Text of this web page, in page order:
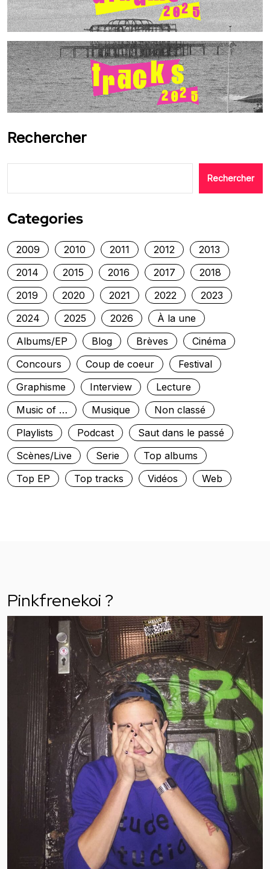
Rechercher
Rechercher
Categories
2009 2010 2011 2012
2013
2014
2015 2016 2017
2018
2019
2020 2021 2022
2023
2024
2025 2026
À la une
Albums/EP
Blog Brèves
Cinéma
Concours
Coup de coeur
Festival
Graphisme
Interview
Lecture
Music of …
Musique
Non classé
Playlists
Podcast
Saut dans le passé
Scènes/Live
Serie
Top albums
Top EP
Top tracks Vidéos Web
Pinkfrenekoi ?